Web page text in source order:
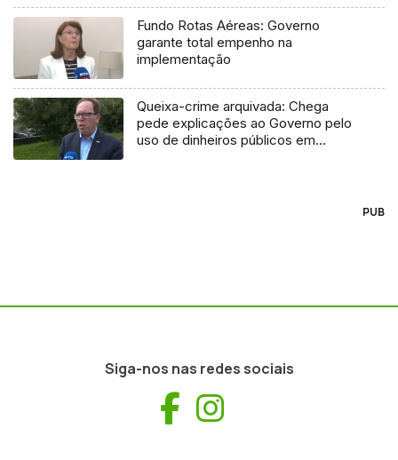
Fundo Rotas Aéreas: Governo
garante total empenho na
implementação
Queixa-crime arquivada: Chega
pede explicações ao Governo pelo
uso de dinheiros públicos em
PUB
Siga-nos nas redes sociais
Facebook